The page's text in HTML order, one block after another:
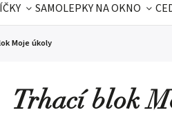
SAMOLEPKY NA OKNO
Moje úkoly
Trhací blok